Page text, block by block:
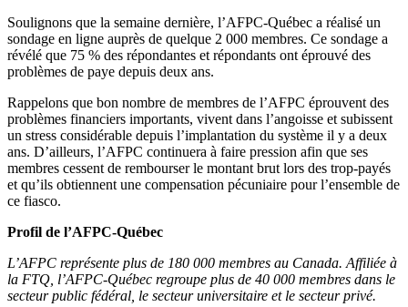
Soulignons que la semaine dernière, l’AFPC-Québec a réalisé un
sondage en ligne auprès de quelque 2 000 membres. Ce sondage a
révélé que 75 % des répondantes et répondants ont éprouvé des
problèmes de paye depuis deux ans.
Rappelons que bon nombre de membres de l’AFPC éprouvent des
problèmes financiers importants, vivent dans l’angoisse et subissent
un stress considérable depuis l’implantation du système il y a deux
ans. D’ailleurs, l’AFPC continuera à faire pression afin que ses
membres cessent de rembourser le montant brut lors des trop-payés
et qu’ils obtiennent une compensation pécuniaire pour l’ensemble de
ce fiasco.
Profil de l’AFPC-Québec
L’AFPC représente plus de 180 000 membres au Canada. Affiliée à
la FTQ, l’AFPC‑Québec regroupe plus de 40 000 membres dans le
secteur public fédéral, le secteur universitaire et le secteur privé.